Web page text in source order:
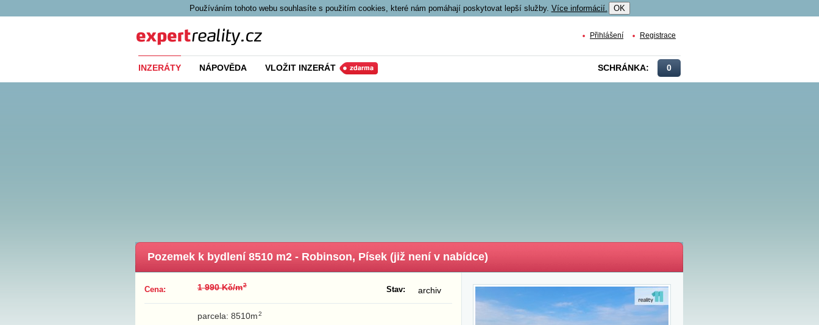
Používáním tohoto webu souhlasíte s použitím cookies, které nám pomáhají poskytovat lepší služby. Více informácií. OK
Přihlášení Registrace
INZERÁTY NÁPOVĚDA VLOŽIT INZERÁT SCHRÁNKA: 0
Pozemek k bydlení 8510 m2 - Robinson, Písek (již není v nabídce)
Cena: 1 990 Kč/m2 Stav: archiv
parcela: 8510m2